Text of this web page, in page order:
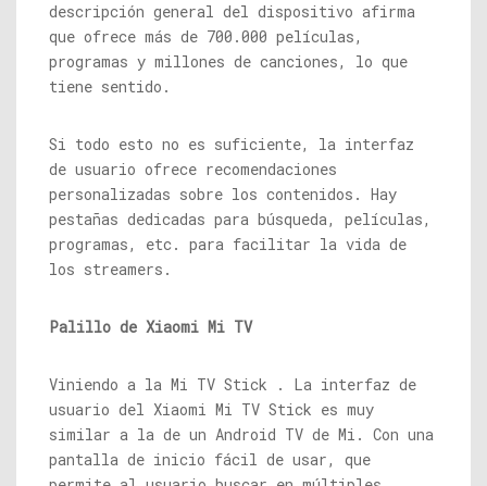
descripción general del dispositivo afirma
que ofrece más de 700.000 películas,
programas y millones de canciones, lo que
tiene sentido.
Si todo esto no es suficiente, la interfaz
de usuario ofrece recomendaciones
personalizadas sobre los contenidos. Hay
pestañas dedicadas para búsqueda, películas,
programas, etc. para facilitar la vida de
los streamers.
Palillo de Xiaomi Mi TV
Viniendo a la Mi TV Stick . La interfaz de
usuario del Xiaomi Mi TV Stick es muy
similar a la de un Android TV de Mi. Con una
pantalla de inicio fácil de usar, que